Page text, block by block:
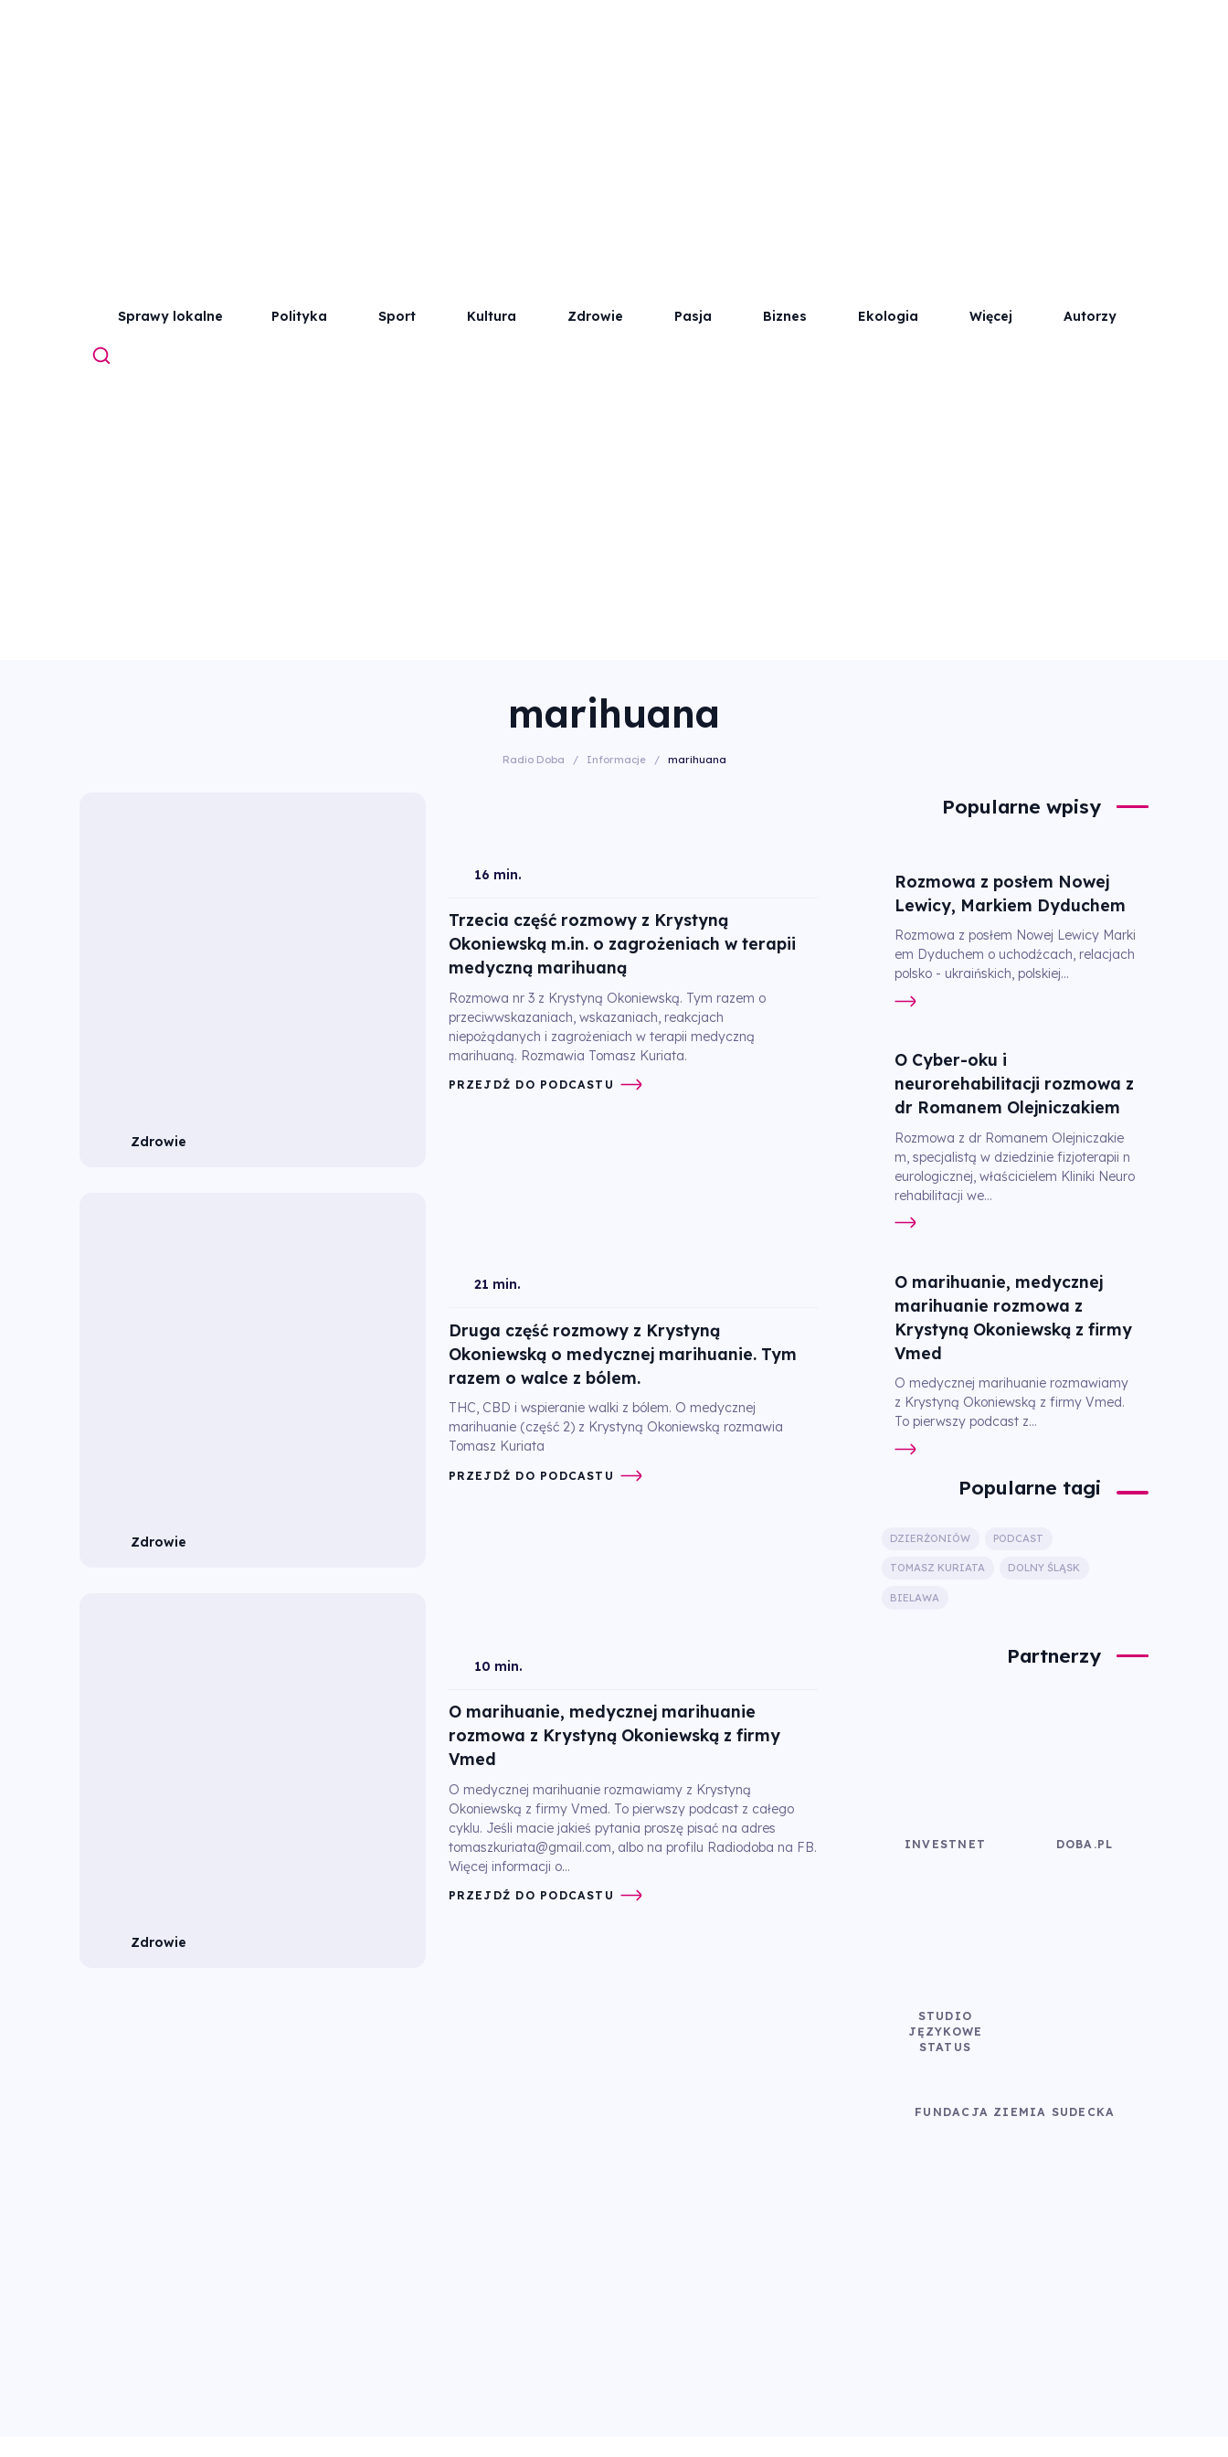
Sprawy lokalne Polityka Sport Kultura Zdrowie Pasja Biznes Ekologia Więcej Autorzy
marihuana
Radio Doba / Informacje / marihuana
Zdrowie
16 min.
Trzecia część rozmowy z Krystyną
Okoniewską m.in. o zagrożeniach w terapii
medyczną marihuaną
Rozmowa nr 3 z Krystyną Okoniewską. Tym razem o
przeciwwskazaniach, wskazaniach, reakcjach
niepożądanych i zagrożeniach w terapii medyczną
marihuaną. Rozmawia Tomasz Kuriata.
PRZEJDŹ DO PODCASTU
Zdrowie
21 min.
Druga część rozmowy z Krystyną
Okoniewską o medycznej marihuanie. Tym
razem o walce z bólem.
THC, CBD i wspieranie walki z bólem. O medycznej
marihuanie (część 2) z Krystyną Okoniewską rozmawia
Tomasz Kuriata
PRZEJDŹ DO PODCASTU
Zdrowie
10 min.
O marihuanie, medycznej marihuanie
rozmowa z Krystyną Okoniewską z firmy
Vmed
O medycznej marihuanie rozmawiamy z Krystyną
Okoniewską z firmy Vmed. To pierwszy podcast z całego
cyklu. Jeśli macie jakieś pytania proszę pisać na adres
tomaszkuriata@gmail.com, albo na profilu Radiodoba na FB.
Więcej informacji o...
PRZEJDŹ DO PODCASTU
Popularne wpisy
Rozmowa z posłem Nowej
Lewicy, Markiem Dyduchem
Rozmowa z posłem Nowej Lewicy Marki
em Dyduchem o uchodźcach, relacjach
polsko - ukraińskich, polskiej...
O Cyber-oku i
neurorehabilitacji rozmowa z
dr Romanem Olejniczakiem
Rozmowa z dr Romanem Olejniczakie
m, specjalistą w dziedzinie fizjoterapii n
eurologicznej, właścicielem Kliniki Neuro
rehabilitacji we...
O marihuanie, medycznej
marihuanie rozmowa z
Krystyną Okoniewską z firmy
Vmed
O medycznej marihuanie rozmawiamy
z Krystyną Okoniewską z firmy Vmed.
To pierwszy podcast z...
Popularne tagi
DZIERŻONIÓW PODCAST
TOMASZ KURIATA DOLNY ŚLĄSK
BIELAWA
Partnerzy
INVESTNET DOBA.PL
STUDIO
JĘZYKOWE
STATUS
FUNDACJA ZIEMIA SUDECKA